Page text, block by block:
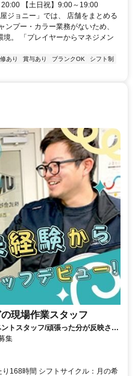
【土日祝】9:00～19:00
ジョニー」では、 店舗をまとめる
プー・カラー業務がないため、
。 「プレイヤーからマネジメン
あり 賞与あり ブランクOK
シフト制
現場作業スタッフ
トスタッフ/頑張った分が反映され
集
168時間 シフトサイクル：月の希